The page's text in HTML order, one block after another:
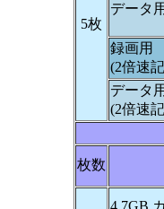
5枚
データ用
録画用
(2倍速
データ用
(2倍速
枚数
4.7GB